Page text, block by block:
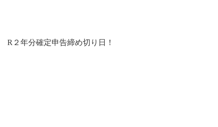
R２年分確定申告締め切り日！